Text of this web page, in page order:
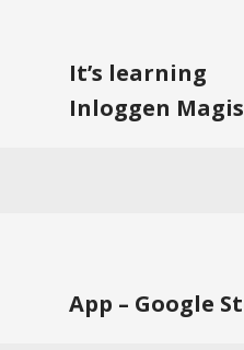
It’s learning
Inloggen
App – Google